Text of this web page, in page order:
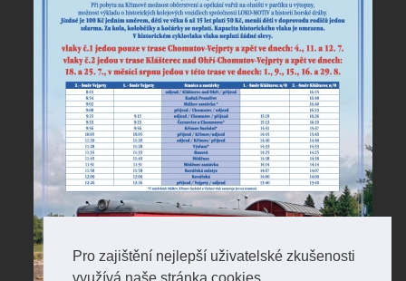
Pro zajištění nejlepší uživatelské zkušenosti
využívá naše stránka cookies